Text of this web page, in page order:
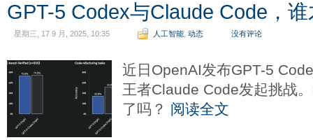
GPT-5 Codex与Claude Code，
星期三, 17 9 月, 2025, 10:35 人工智能 动态 没有评论
近日OpenAI发布GPT-5
王者Claude Code发起挑战
了吗？ 阅读全文